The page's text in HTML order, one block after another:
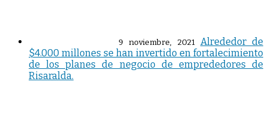
9 noviembre, 2021 Alrededor de
$4.000 millones se han invertido en fortalecimiento
de los planes de negocio de emprededores de
Risaralda.